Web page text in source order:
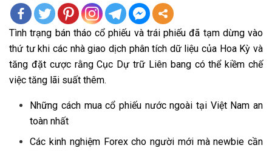
Tình trạng bán tháo cổ phiếu và trái phiếu đã tạm dừng vào
thứ tư khi các nhà giao dịch phân tích dữ liệu của Hoa Kỳ và
tăng đặt cược rằng Cục Dự trữ Liên bang có thể kiềm chế
việc tăng lãi suất thêm.
Những cách mua cổ phiếu nước ngoài tại Việt Nam an
toàn nhất
Các kinh nghiệm Forex cho người mới mà newbie cần